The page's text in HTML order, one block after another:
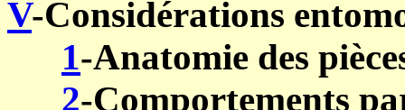
V-Considérations
1-Anatomie des
2-Comportements